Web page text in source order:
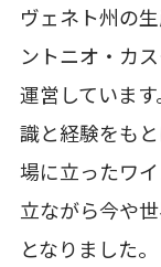
ヴェネト州の
ントニオ・カ
運営していま
識と経験をも
場に立ったワ
立ながら今や
となりました。